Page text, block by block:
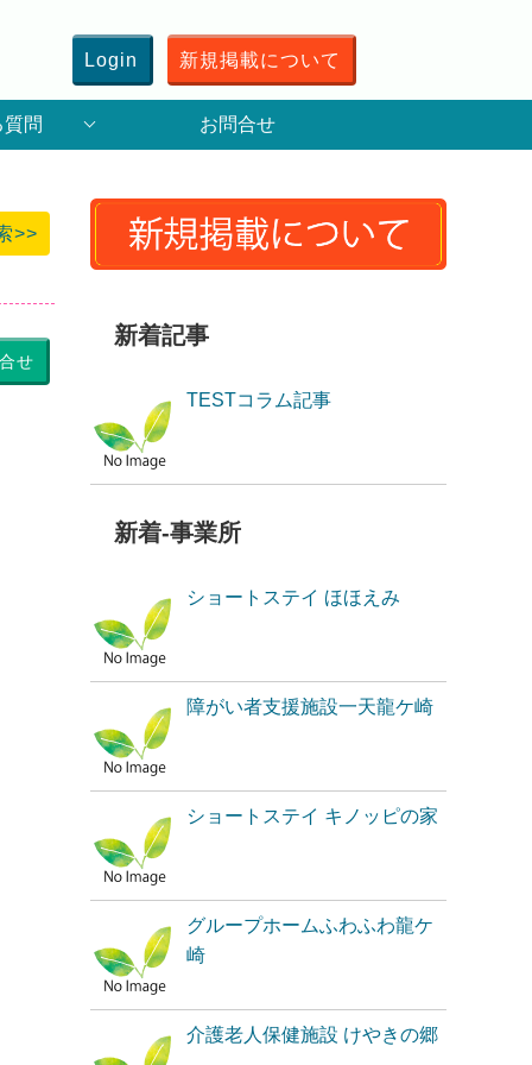
Login 新規掲載について
問 お問合せ
>>
せ
新着記事
TESTコラム記事
新着-事業所
ショートステイ ほほえみ
障がい者支援施設一天龍ケ崎
ショートステイ キノッピの家
グループホームふわふわ龍ケ
崎
介護老人保健施設 けやきの郷